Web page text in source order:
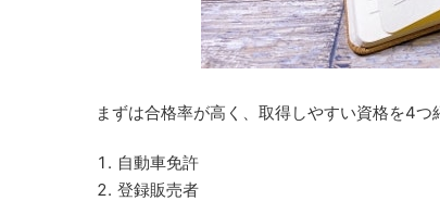
まずは合格率が高く、取得しやすい資格を4つ
自動車免許
登録販売者